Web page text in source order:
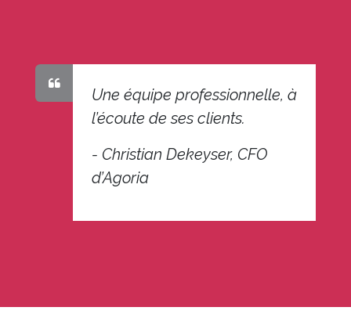
Une équipe professionnelle, à
l’écoute de ses clients.
- Christian Dekeyser, CFO
d’Agoria